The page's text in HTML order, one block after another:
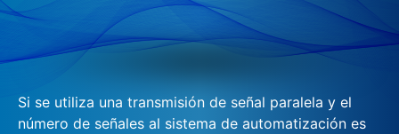
Si se utiliza una transmisión de señal paralela y el
número de señales al sistema de automatización es